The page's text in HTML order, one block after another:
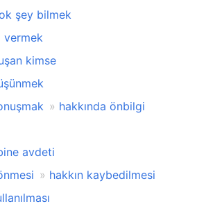
şey bilmek
vermek
kimse
hakkında önbilgi
avdeti
hakkın kaybedilmesi